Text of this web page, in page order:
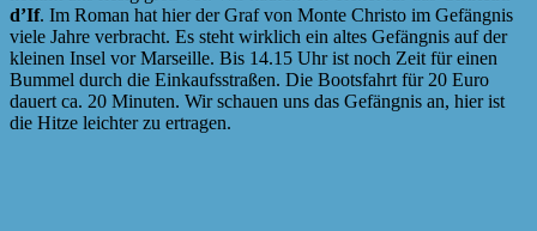
d’If. Im Roman hat hier der Graf von Monte Christo im Gefängnis
viele Jahre verbracht. Es steht wirklich ein altes Gefängnis auf der
kleinen Insel vor Marseille. Bis 14.15 Uhr ist noch Zeit für einen
Bummel durch die Einkaufsstraßen. Die Bootsfahrt für 20 Euro
dauert ca. 20 Minuten. Wir schauen uns das Gefängnis an, hier ist
die Hitze leichter zu ertragen.